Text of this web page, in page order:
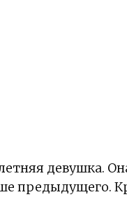
девушка.
предыдущего.